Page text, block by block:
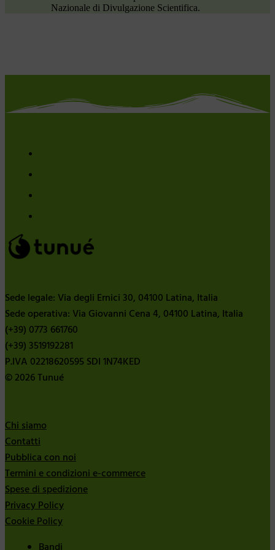
Nazionale di Divulgazione Scientifica.
Sede legale: Via degli Ernici 30, 04100 Latina, Italia
Sede operativa: Via Giovanni Cena 4, 04100 Latina, Italia
(+39) 0773 661760
(+39) 3519192281
P.IVA 02218620595 SDI 1N74KED
© 2026 Tunué
Chi siamo
Contatti
Pubblica con noi
Termini e condizioni e-commerce
Spese di spedizione
Privacy Policy
Cookie Policy